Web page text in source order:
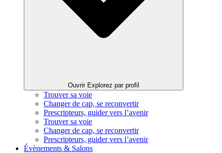
Ouvrir Explorez par profil
Trouver sa voie
Changer de cap, se reconvertir
Prescripteurs, guider vers l’avenir
Trouver sa voie
Changer de cap, se reconvertir
Prescripteurs, guider vers l’avenir
Évènements & Salons